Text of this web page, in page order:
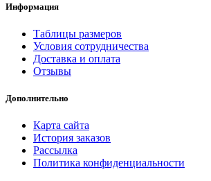
Информация
Таблицы размеров
Условия сотрудничества
Доставка и оплата
Отзывы
Дополнительно
Карта сайта
История заказов
Рассылка
Политика конфиденциальности